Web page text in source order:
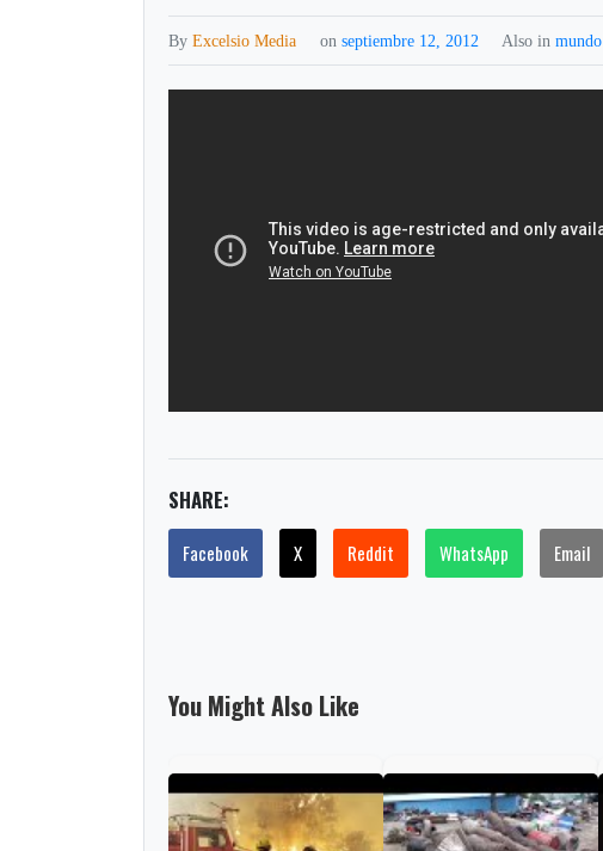
ByExcelsio Media onseptiembre 12, 2012 Also inmundo
SHARE:
Facebook X Reddit WhatsApp Email
You Might Also Like